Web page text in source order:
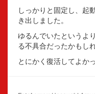
しっかりと固定し、起
き出しました。
ゆるんでいたというよ
る不具合だったかもし
とにかく復活してよか